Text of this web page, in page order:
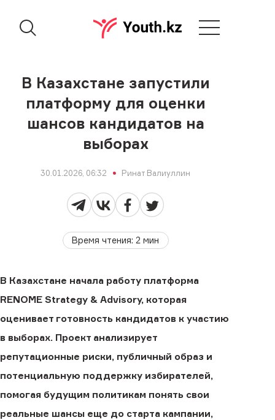
В Казахстане запустили
платформу для оценки
шансов кандидатов на
выборах
30.01.2026, 06:32 Ринат Валиуллин
Время чтения:2 мин
В Казахстане начала работу платформа
RENOME Strategy & Advisory, которая
оценивает готовность кандидатов к участию
в выборах. Проект анализирует
репутационные риски, публичный образ и
потенциальную поддержку избирателей,
помогая будущим политикам понять свои
реальные шансы еще до старта кампании,